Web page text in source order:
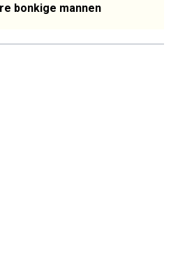
bonkige mannen